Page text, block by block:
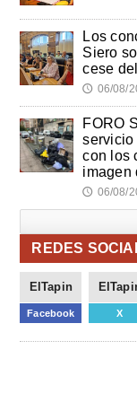
Los
Siero
cese
🕔 06/08/
FORO
servicio
con los
imagen
🕔 06/08/
REDES
ElTapin
Facebook X